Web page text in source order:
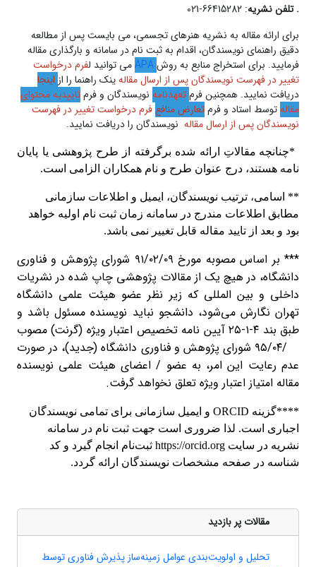
. تلفن نشریه: 66415282-021
برای ارائه مقاله به نشریه هنرهای تجسمی، می بایست پس از مطالعه
دقیق راهنمای نویسندگان، اقدام به ثبت نام در سامانه و بارگذاری مقاله
فرمایید. برای استخراج منابع به روش
می توانید لفرم درخواست
تغییر در فهرست نویسندگان پس از ارسال مقالهینک راهنما را از اینجا
دریافت نمایید. همچنین فرمتعهدنامه نویسندگان و فرمتاییدیه محتوای
مقالهتوسط استاد و فرمتعارض منافعفرم درخواست تغییر در فهرست
نویسندگان پس از ارسال مقاله نویسندگان را دریافت نمایید.
*چنانچه مقالاتِ ارائه شده برگرفته از طرح پژوهشی یا پایان
نامه هستند، درج عنوان طرح و نام همکاران الزامی است.
** اسامی، ترتیب نویسندگان، ایمیل و اطلاعات سازمانی
مطابق اطلاعات مندرج در سامانه زمان ثبت نام اولیه خواهد
بود و بعد از تایید مقاله قابل تغییر نمی باشد.
*** بر اساس مصوبه مورخ ۰۹/‏۰۲/‏۹۱‬ شورای پژوهش و فناوری
دانشگاه، در هیچ یک از مقالات پژوهشی چاپ شده در نشریات
داخلی و بین المللی که زیر نظر عضو هیئت علمی دانشگاه
تهران نگارش می‌شود، دانشجو نباید نویسنده مسئول باشد و
طبق بند ۴-۱-۲۵ آیین نامه تخصیص اعتبار ویژه (گرنت) مصوب
۲۶/‏۰۴/‏۹۵ شورای‬ پژوهش و فناوری دانشگاه (جدید)، در صورت
عدم رعایت این امر، به عضو / اعضای هیئت علمی نویسنده
مقاله امتیاز اعتبار ویژه تعلق نخواهد گرفت.
****گزینه ORCID و ایمیل سازمانی برای تمامی نویسندگان
اجباری است. لذا ضروری است جهت ثبت نام در سامانه
نشریه در سایت https://orcid.org ثبت‌نام انجام گیرد و کد
شناسه در صفحه مشخصات نویسندگان ارائه گردد.
مقالات پر بازدید
تحلیل و اولویت‌بندی عوامل زمینه‌ساز پذیرش فناوری توسط